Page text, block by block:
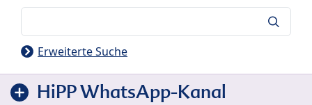
Erweiterte Suche
HiPP WhatsApp-Kanal